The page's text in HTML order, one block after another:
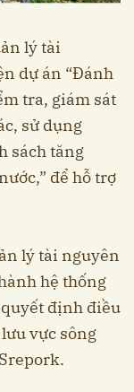
lý tài
dự án “Đánh
tra, giám sát
sử dụng
sách tăng
để hỗ trợ
lý tài nguyên
hệ thống
định điều
vực sông